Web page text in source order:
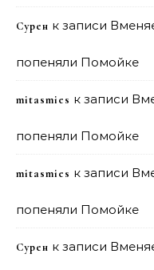
Сурен к записи
попеняли Помойке
mitasmies к записи
попеняли Помойке
mitasmies к записи
попеняли Помойке
Сурен к записи